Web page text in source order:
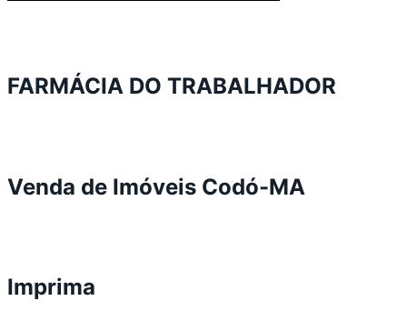
FARMÁCIA DO TRABALHADOR
Venda de Imóveis Codó-MA
Imprima